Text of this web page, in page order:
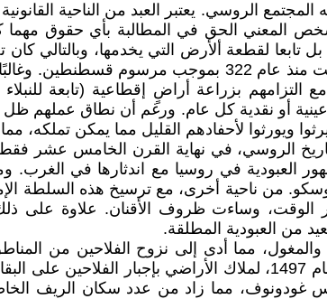
الروسي. يعتبر العبد من الناحية
المعني الحق في المطالبة بأي حقوق مهما
بل تابعا لقطعة ألأرض التي يخدمها،
الغرب طوال العصور الوسطى، في نهاية الإمبراطورية
التزامهم بزراعة أراضٍ إقطاعية (تابعة
نقدية كل عام. ورغم أن نطاق عملهم ظل
ويورثوا لأحفادهم القليل مما يمكن
الروسي، في نهاية القرن الخامس عشر
العبودية في روسيا مع اندثارها في
ناحية أخرى، مع ترسيخ هذه السلطة
الوقت، وساءت ظروف الأقنان. علاوة على
من العبودية المطلقة.
مما أدى إلى نزوح الفلاحين من
لسيادتها وتنظيمها حول إمارة موسكو، سمح أميرها إيفان الثالث، في
مما زاد من عدد سكان الريف